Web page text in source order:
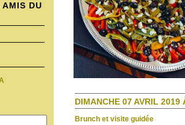
DU
DIMANCHE 07 AVRIL 2019
Brunch et visite guidée